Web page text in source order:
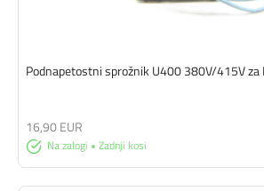
Podnapetostni sprožnik U400 380V/415V za
Na zalogi • Zadnji kosi
16,90 EUR